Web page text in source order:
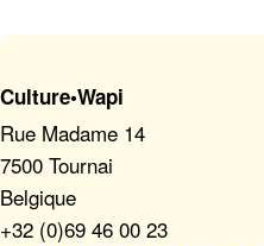
Culture•Wapi
Rue Madame 14
7500 Tournai
Belgique
+32 (0)69 46 00 23